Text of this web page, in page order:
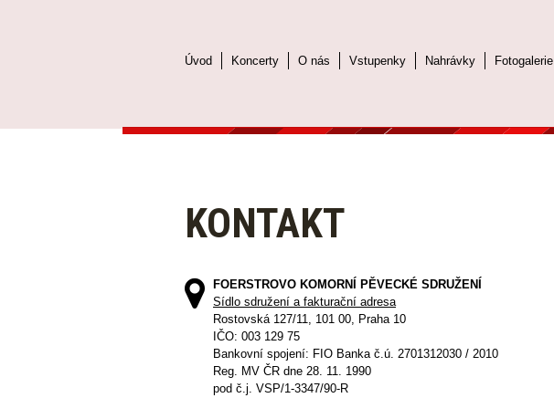
Úvod Koncerty O nás Vstupenky Nahrávky Fotogalerie
KONTAKT
FOERSTROVO KOMORNÍ PĚVECKÉ SDRUŽENÍ
Sídlo sdružení a fakturační adresa
Rostovská 127/11, 101 00, Praha 10
IČO: 003 129 75
Bankovní spojení: FIO Banka č.ú. 2701312030 / 2010
Reg. MV ČR dne 28. 11. 1990
pod č.j. VSP/1-3347/90-R